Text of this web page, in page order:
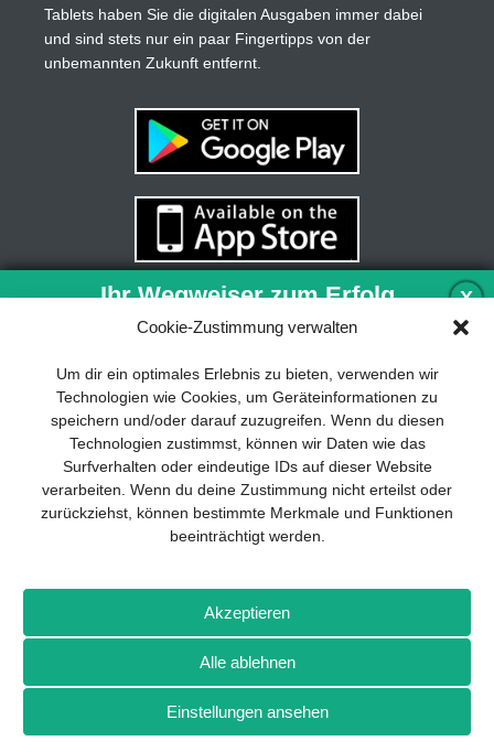
Cookie-Zustimmung verwalten
Um dir ein optimales Erlebnis zu bieten, verwenden wir
Technologien wie Cookies, um Geräteinformationen zu
speichern und/oder darauf zuzugreifen. Wenn du diesen
Technologien zustimmst, können wir Daten wie das
Surfverhalten oder eindeutige IDs auf dieser Website
verarbeiten. Wenn du deine Zustimmung nicht erteilst oder
zurückziehst, können bestimmte Merkmale und Funktionen
beeinträchtigt werden.
Akzeptieren
Alle ablehnen
Einstellungen ansehen
Tablets haben Sie die digitalen Ausgaben immer dabei
und sind stets nur ein paar Fingertipps von der
unbemannten Zukunft entfernt.
Impressum Datenschutz Kontakt Drones+
Magazin-
Mediadaten
Weitere Magazine von Wellhausen & Marquardt Medien
X
Ihr Wegweiser zum Erfolg
nachhaltigen Geschäftsmodells sind für
jedes Unternehmen unverzichtbar. Das
Business Model Canvas hilft, sich dabei
auf das Wesentliche zu konzentrieren
und stets im Blick zu behalten, worauf es
wirklich ankommt.
Abonnieren Sie unseren kostenlosen
herunter: „Vom Produkt zum Business:
NEWSLETTER-ANMELDUNG